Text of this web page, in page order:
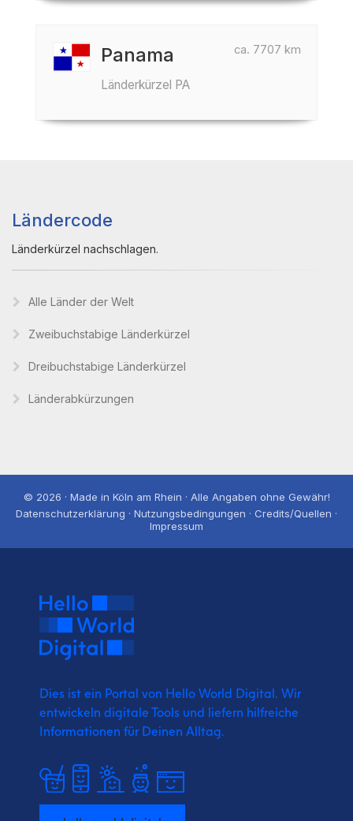
ca. 7707 km
Panama
Länderkürzel PA
Ländercode
Länderkürzel nachschlagen.
Alle Länder der Welt
Zweibuchstabige Länderkürzel
Dreibuchstabige Länderkürzel
Länderabkürzungen
© 2026 · Made in Köln am Rhein · Alle Angaben ohne Gewähr!
Datenschutzerklärung · Nutzungsbedingungen · Credits/Quellen ·
Impressum
Dies ist ein Portal von Hello World Digital. Wir
entwickeln digitale Tools und liefern hilfreiche
Informationen für Deinen Alltag.